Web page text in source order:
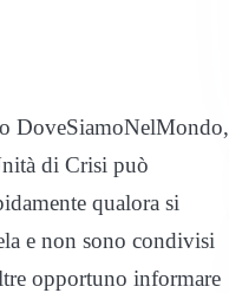
DoveSiamoNelMondo,
di Crisi può
qualora si
e non sono condivisi
opportuno informare